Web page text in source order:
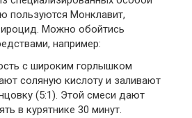
пользуются Монклавит,
Можно обойтись
например:
с широким горлышком
соляную кислоту и заливают
(5:1). Этой смеси дают
в курятнике 30 минут.